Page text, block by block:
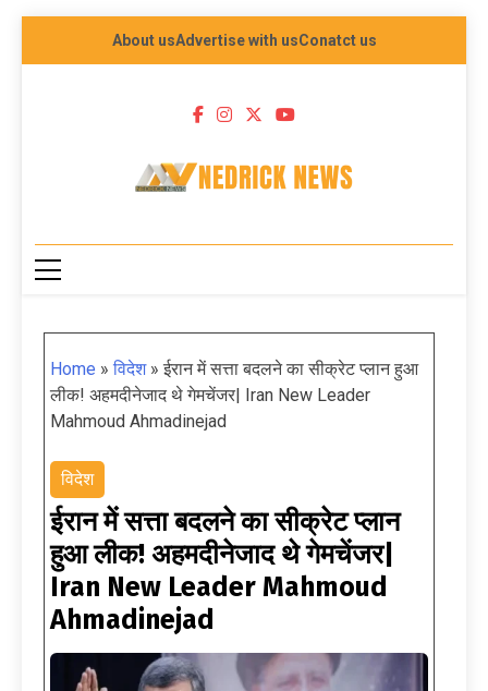
About usAdvertise with usConatct us
NEDRICK NEWS
Home »विदेश»ईरान में सत्ता बदलने का सीक्रेट प्लान हुआ
लीक! अहमदीनेजाद थे गेमचेंजर| Iran New Leader
Mahmoud Ahmadinejad
विदेश
ईरान में सत्ता बदलने का सीक्रेट प्लान
हुआ लीक! अहमदीनेजाद थे गेमचेंजर|
Iran New Leader Mahmoud
Ahmadinejad